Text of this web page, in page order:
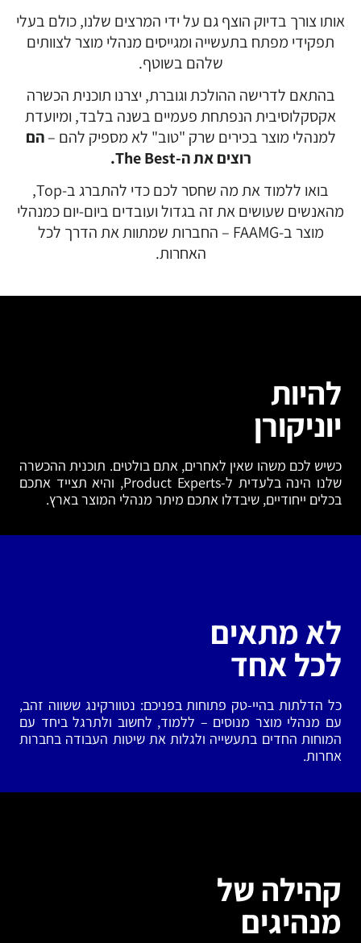
אותו צורך בדיוק הוצף גם על ידי המרצים שלנו, כולם בעלי
תפקידי מפתח בתעשייה ומגייסים מנהלי מוצר לצוותים
שלהם בשוטף.
בהתאם לדרישה ההולכת וגוברת, יצרנו תוכנית הכשרה
אקסקלוסיבית הנפתחת פעמיים בשנה בלבד, ומיועדת
למנהלי מוצר בכירים שרק "טוב" לא מספיק להם –הם
רוצים את ה-The Best.
בואו ללמוד את מה שחסר לכם כדי להתברג ב-Top,
מהאנשים שעושים את זה בגדול ועובדים ביום-יום כמנהלי
מוצר ב-FAAMG
– החברות שמתוות את הדרך לכל
האחרות.
להיות
יוניקורן
כשיש לכם משהו שאין לאחרים, אתם בולטים. תוכנית ההכשרה
שלנו הינה בלעדית ל-Product Experts, והיא תצייד אתכם
בכלים ייחודיים, שיבדלו אתכם מיתר מנהלי המוצר בארץ.
לא מתאים
לכל אחד
כל הדלתות בהיי-טק פתוחות בפניכם: נטוורקינג ששווה זהב,
עם מנהלי מוצר מנוסים – ללמוד, לחשוב ולתרגל ביחד עם
המוחות החדים בתעשייה ולגלות את שיטות העבודה בחברות
אחרות.
קהילה של
מנהיגים